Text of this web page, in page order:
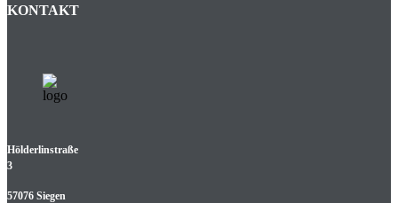
KONTAKT
Hölderlinstraße
3
57076 Siegen